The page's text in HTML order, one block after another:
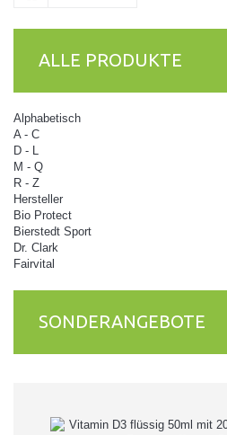
ALLE PRODUKTE
Alphabetisch
A - C
D - L
M - Q
R - Z
Hersteller
Bio Protect
Bierstedt Sport
Dr. Clark
Fairvital
SONDERANGEBOTE